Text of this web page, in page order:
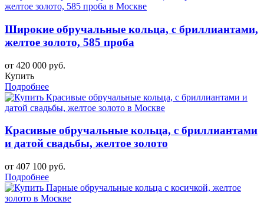
Широкие обручальные кольца, с бриллиантами,
желтое золото, 585 проба
от 420 000 руб.
Купить
Подробнее
Красивые обручальные кольца, с бриллиантами
и датой свадьбы, желтое золото
от 407 100 руб.
Подробнее